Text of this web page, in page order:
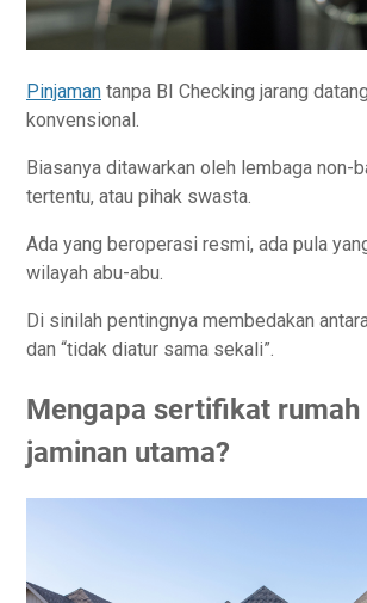
Pinjaman tanpa BI Checking jarang
konvensional.
Biasanya ditawarkan oleh lembaga non-
tertentu, atau pihak swasta.
Ada yang beroperasi resmi, ada pula
wilayah abu-abu.
Di sinilah pentingnya membedakan
dan “tidak diatur sama sekali”.
Mengapa sertifikat rumah
jaminan utama?